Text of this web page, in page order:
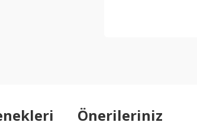
Önerileriniz